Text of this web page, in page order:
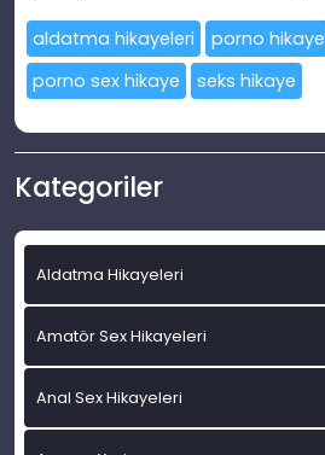
aldatma hikayeleri porno hikaye
porno sex hikaye
seks hikaye
Kategoriler
Aldatma Hikayeleri
Amatör Sex Hikayeleri
Anal Sex Hikayeleri